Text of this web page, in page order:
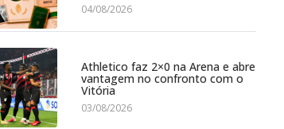
04/08/2026
Athletico faz 2×0 na Arena e abre
vantagem no confronto com o
Vitória
03/08/2026